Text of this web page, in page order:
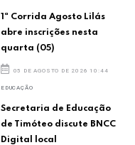
1ª Corrida Agosto Lilás
abre inscrições nesta
quarta (05)
05 DE AGOSTO DE 2026 10:44
EDUCAÇÃO
Secretaria de Educação
de Timóteo discute BNCC
Digital local